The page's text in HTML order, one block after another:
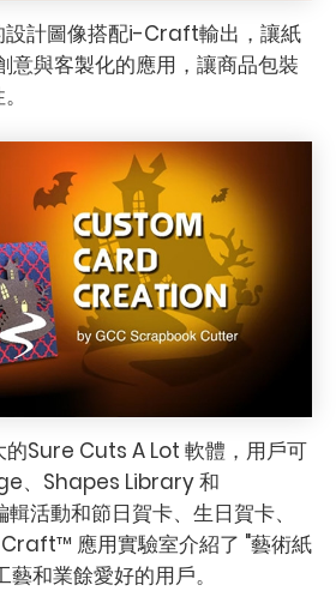
設計圖像搭配i-Craft輸出，讓紙
意與客製化的應用，讓商品包裝
Sure Cuts A Lot 軟體，用戶可
、Shapes Library 和
活動和節日賀卡、生日賀卡、
應用實驗室介紹了 "藝術紙
和業餘愛好的用戶。